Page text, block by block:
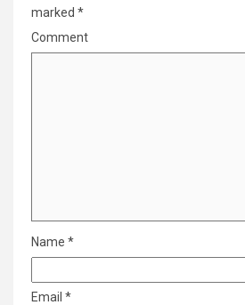
marked *
Comment
Name *
Email *